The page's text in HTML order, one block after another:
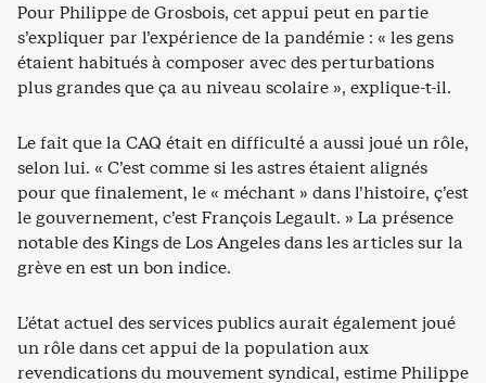
Pour Philippe de Grosbois, cet appui peut en partie
s’expliquer par l’expérience de la pandémie : « les gens
étaient habitués à composer avec des perturbations
plus grandes que ça au niveau scolaire », explique-t-il.
Le fait que la CAQ était en difficulté a aussi joué un rôle,
selon lui. « C’est comme si les astres étaient alignés
pour que finalement, le « méchant » dans l’histoire, ç’est
le gouvernement, c’est François Legault. » La présence
notable des Kings de Los Angeles dans les articles sur la
grève en est un bon indice.
L’état actuel des services publics aurait également joué
un rôle dans cet appui de la population aux
revendications du mouvement syndical, estime Philippe